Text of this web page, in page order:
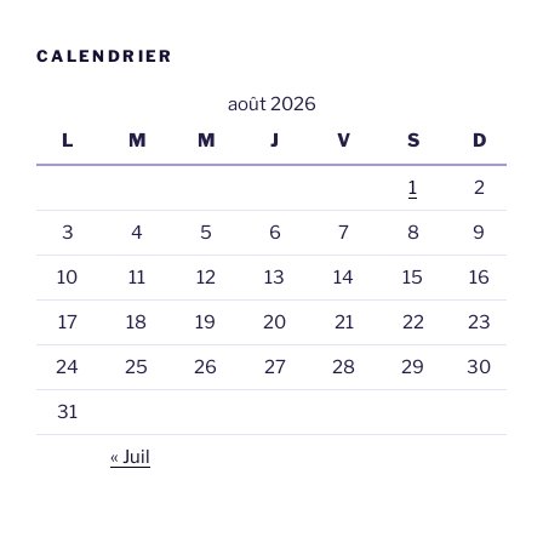
CALENDRIER
août 2026
L
M M J V S D
1 2
3 4 5 6 7 8 9
10 11 12 13 14 15 16
17 18 19 20 21 22 23
24 25 26 27 28 29 30
31
« Juil